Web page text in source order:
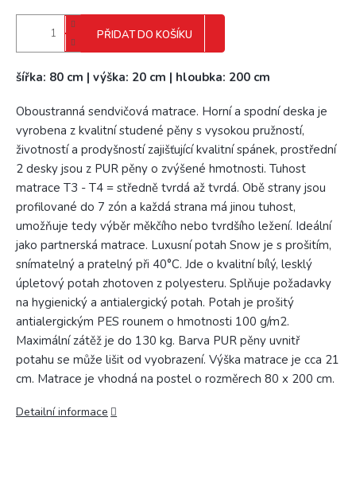
PŘIDAT DO KOŠÍKU
šířka: 80 cm | výška: 20 cm | hloubka: 200 cm
Oboustranná sendvičová matrace. Horní a spodní deska je
vyrobena z kvalitní studené pěny s vysokou pružností,
životností a prodyšností zajišťující kvalitní spánek, prostřední
2 desky jsou z PUR pěny o zvýšené hmotnosti. Tuhost
matrace T3 - T4 = středně tvrdá až tvrdá. Obě strany jsou
profilované do 7 zón a každá strana má jinou tuhost,
umožňuje tedy výběr měkčího nebo tvrdšího ležení. Ideální
jako partnerská matrace. Luxusní potah Snow je s prošitím,
snímatelný a pratelný při 40°C. Jde o kvalitní bílý, lesklý
úpletový potah zhotoven z polyesteru. Splňuje požadavky
na hygienický a antialergický potah. Potah je prošitý
antialergickým PES rounem o hmotnosti 100 g/m2.
Maximální zátěž je do 130 kg. Barva PUR pěny uvnitř
potahu se může lišit od vyobrazení. Výška matrace je cca 21
cm. Matrace je vhodná na postel o rozměrech 80 x 200 cm.
Detailní informace